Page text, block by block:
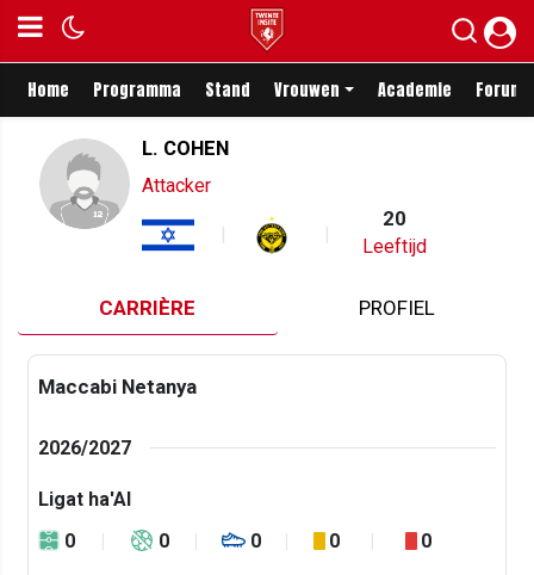
Home Programma Stand Vrouwen Academie Forum
L. COHEN
Attacker
20
Leeftijd
CARRIÈRE PROFIEL
Maccabi Netanya
2026/2027
Ligat ha'Al
0
0 0 0 0